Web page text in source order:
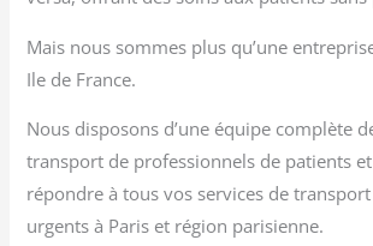
Mais nous sommes plus qu’une
Ile de France.
Nous disposons d’une équipe complète
transport de professionnels de patients
répondre à tous vos services de
urgents à Paris et région parisienne.